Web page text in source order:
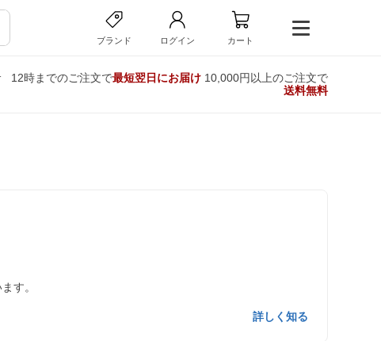
ブランド ログイン カート
12時までのご注文で最短翌日にお届け10,000円以上のご注文で
送料無料
す。
詳しく知る